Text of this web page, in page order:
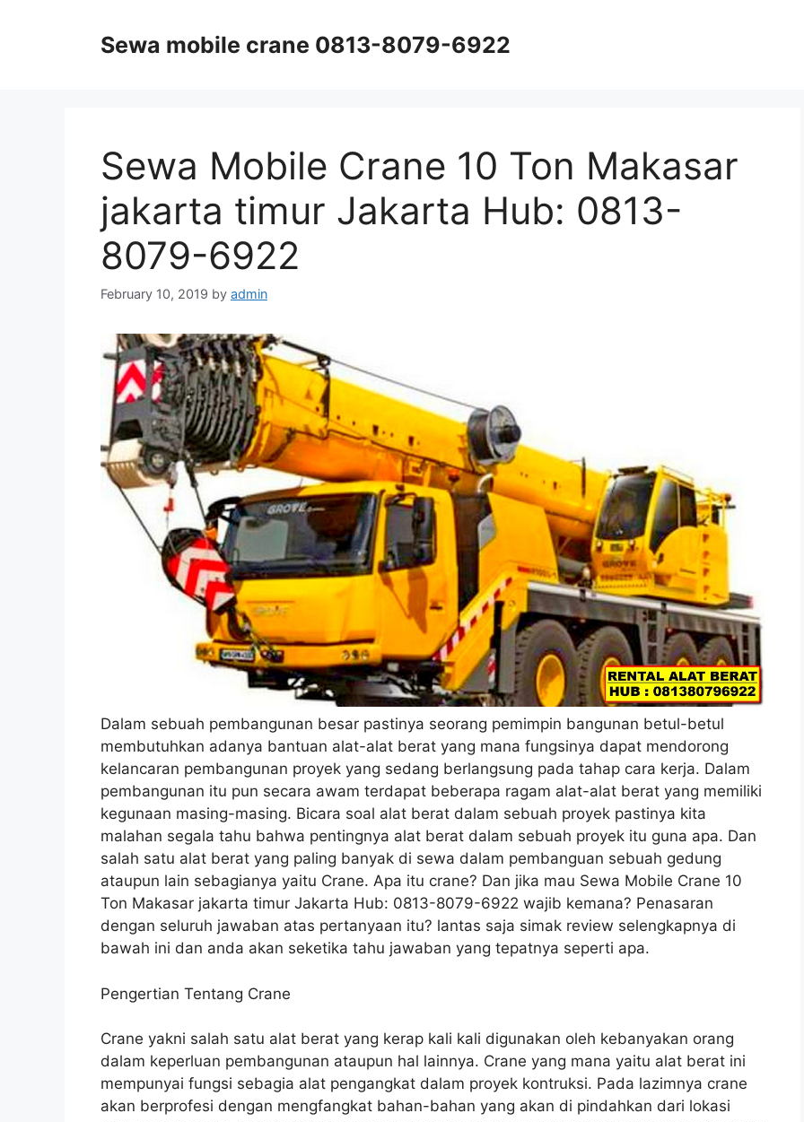
Sewa mobile crane 0813-8079-6922
Sewa Mobile Crane 10 Ton Makasar
jakarta timur Jakarta Hub: 0813-
8079-6922
February 10, 2019 by admin
Dalam sebuah pembangunan besar pastinya seorang pemimpin bangunan betul-betul
membutuhkan adanya bantuan alat-alat berat yang mana fungsinya dapat mendorong
kelancaran pembangunan proyek yang sedang berlangsung pada tahap cara kerja. Dalam
pembangunan itu pun secara awam terdapat beberapa ragam alat-alat berat yang memiliki
kegunaan masing-masing. Bicara soal alat berat dalam sebuah proyek pastinya kita
malahan segala tahu bahwa pentingnya alat berat dalam sebuah proyek itu guna apa. Dan
salah satu alat berat yang paling banyak di sewa dalam pembanguan sebuah gedung
ataupun lain sebagianya yaitu Crane. Apa itu crane? Dan jika mau Sewa Mobile Crane 10
Ton Makasar jakarta timur Jakarta Hub: 0813-8079-6922 wajib kemana? Penasaran
dengan seluruh jawaban atas pertanyaan itu? lantas saja simak review selengkapnya di
bawah ini dan anda akan seketika tahu jawaban yang tepatnya seperti apa.
Pengertian Tentang Crane
Crane yakni salah satu alat berat yang kerap kali kali digunakan oleh kebanyakan orang
dalam keperluan pembangunan ataupun hal lainnya. Crane yang mana yaitu alat berat ini
mempunyai fungsi sebagia alat pengangkat dalam proyek kontruksi. Pada lazimnya crane
akan berprofesi dengan mengfangkat bahan-bahan yang akan di pindahkan dari lokasi